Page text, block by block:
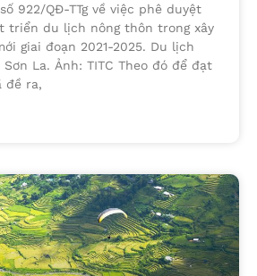
922/QĐ-TTg về việc phê duyệt
triển du lịch nông thôn trong xây
giai đoạn 2021-2025. Du lịch
La. Ảnh: TITC Theo đó để đạt
đề ra,